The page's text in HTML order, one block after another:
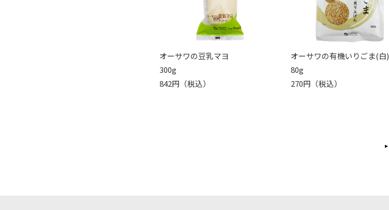
オーサワの豆乳マヨ
300g
842円（税込）
オーサワの有機いりごま(白)
80g
270円（税込）